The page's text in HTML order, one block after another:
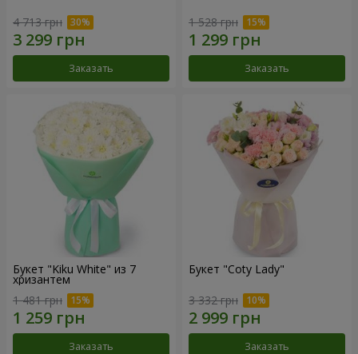
4 713 грн
Заказать
1 528 грн
Заказать
Букет "Kiku White" из 7
хризантем
1 481 грн
Заказать
Букет "Coty Lady"
3 332 грн
Заказать